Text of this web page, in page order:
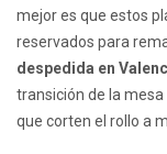
mejor es que estos
reservados para
despedida en
transición de la
que corten el rollo a